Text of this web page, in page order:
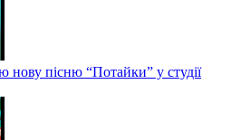
нову пісню “Потайки” у студії